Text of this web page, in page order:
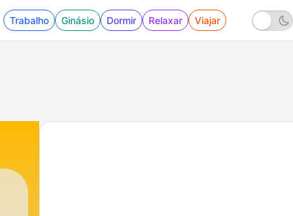
Trabalho Ginásio Dormir Relaxar Viajar